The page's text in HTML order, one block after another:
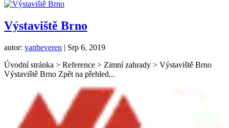
Výstaviště Brno
autor: vanbeveren | Srp 6, 2019
Úvodní stránka > Reference > Zimní zahrady > Výstaviště Brno
Výstaviště Brno Zpět na přehled...